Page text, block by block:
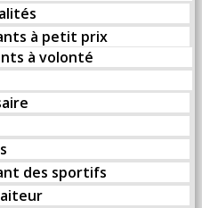
à petit prix
à volonté
des sportifs